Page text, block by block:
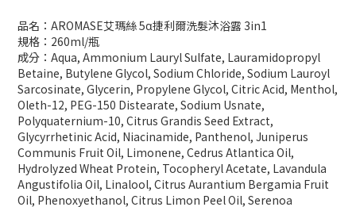
品名：AROMASE艾瑪絲 5α捷利爾洗髮沐浴露 3in1
規格：260ml/瓶
成分：Aqua, Ammonium Lauryl Sulfate, Lauramidopropyl
Betaine, Butylene Glycol, Sodium Chloride, Sodium Lauroyl
Sarcosinate, Glycerin, Propylene Glycol, Citric Acid, Menthol,
Oleth-12, PEG-150 Distearate, Sodium Usnate,
Polyquaternium-10, Citrus Grandis Seed Extract,
Glycyrrhetinic Acid, Niacinamide, Panthenol, Juniperus
Communis Fruit Oil, Limonene, Cedrus Atlantica Oil,
Hydrolyzed Wheat Protein, Tocopheryl Acetate, Lavandula
Angustifolia Oil, Linalool, Citrus Aurantium Bergamia Fruit
Oil, Phenoxyethanol, Citrus Limon Peel Oil, Serenoa